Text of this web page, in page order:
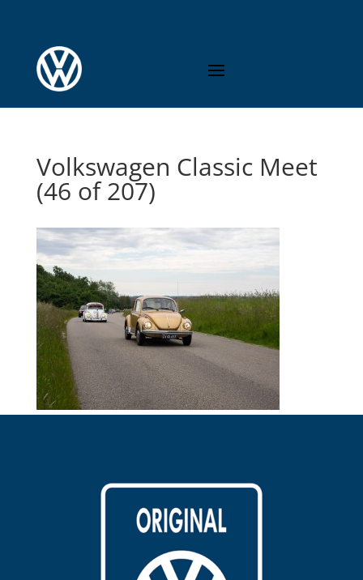
Volkswagen Classic Meet
(46 of 207)